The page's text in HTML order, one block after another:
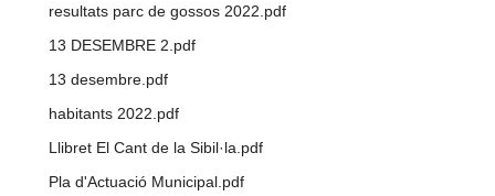
resultats parc de gossos 2022.pdf
13 DESEMBRE 2.pdf
13 desembre.pdf
habitants 2022.pdf
Llibret El Cant de la Sibil·la.pdf
Pla d'Actuació Municipal.pdf